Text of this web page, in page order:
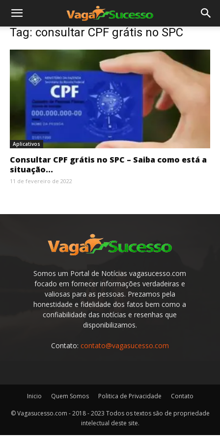
Tag: consultar CPF grátis no SPC
Aplicativos
Consultar CPF grátis no SPC – Saiba como está a
situação...
11 de fevereiro de 2022
Somos um Portal de Notícias vagasucesso.com
focado em fornecer informações verdadeiras e
valiosas para as pessoas. Prezamos pela
honestidade e fidelidade dos fatos bem como a
confiabilidade das notícias e resenhas que
disponibilizamos.
Contato: contato@vagasucesso.com
Inicio Quem Somos Politica de Privacidade Contato
© Vagasucesso.com - 2018 - 2023 Todos os textos são de propriedade
intelectual deste site.